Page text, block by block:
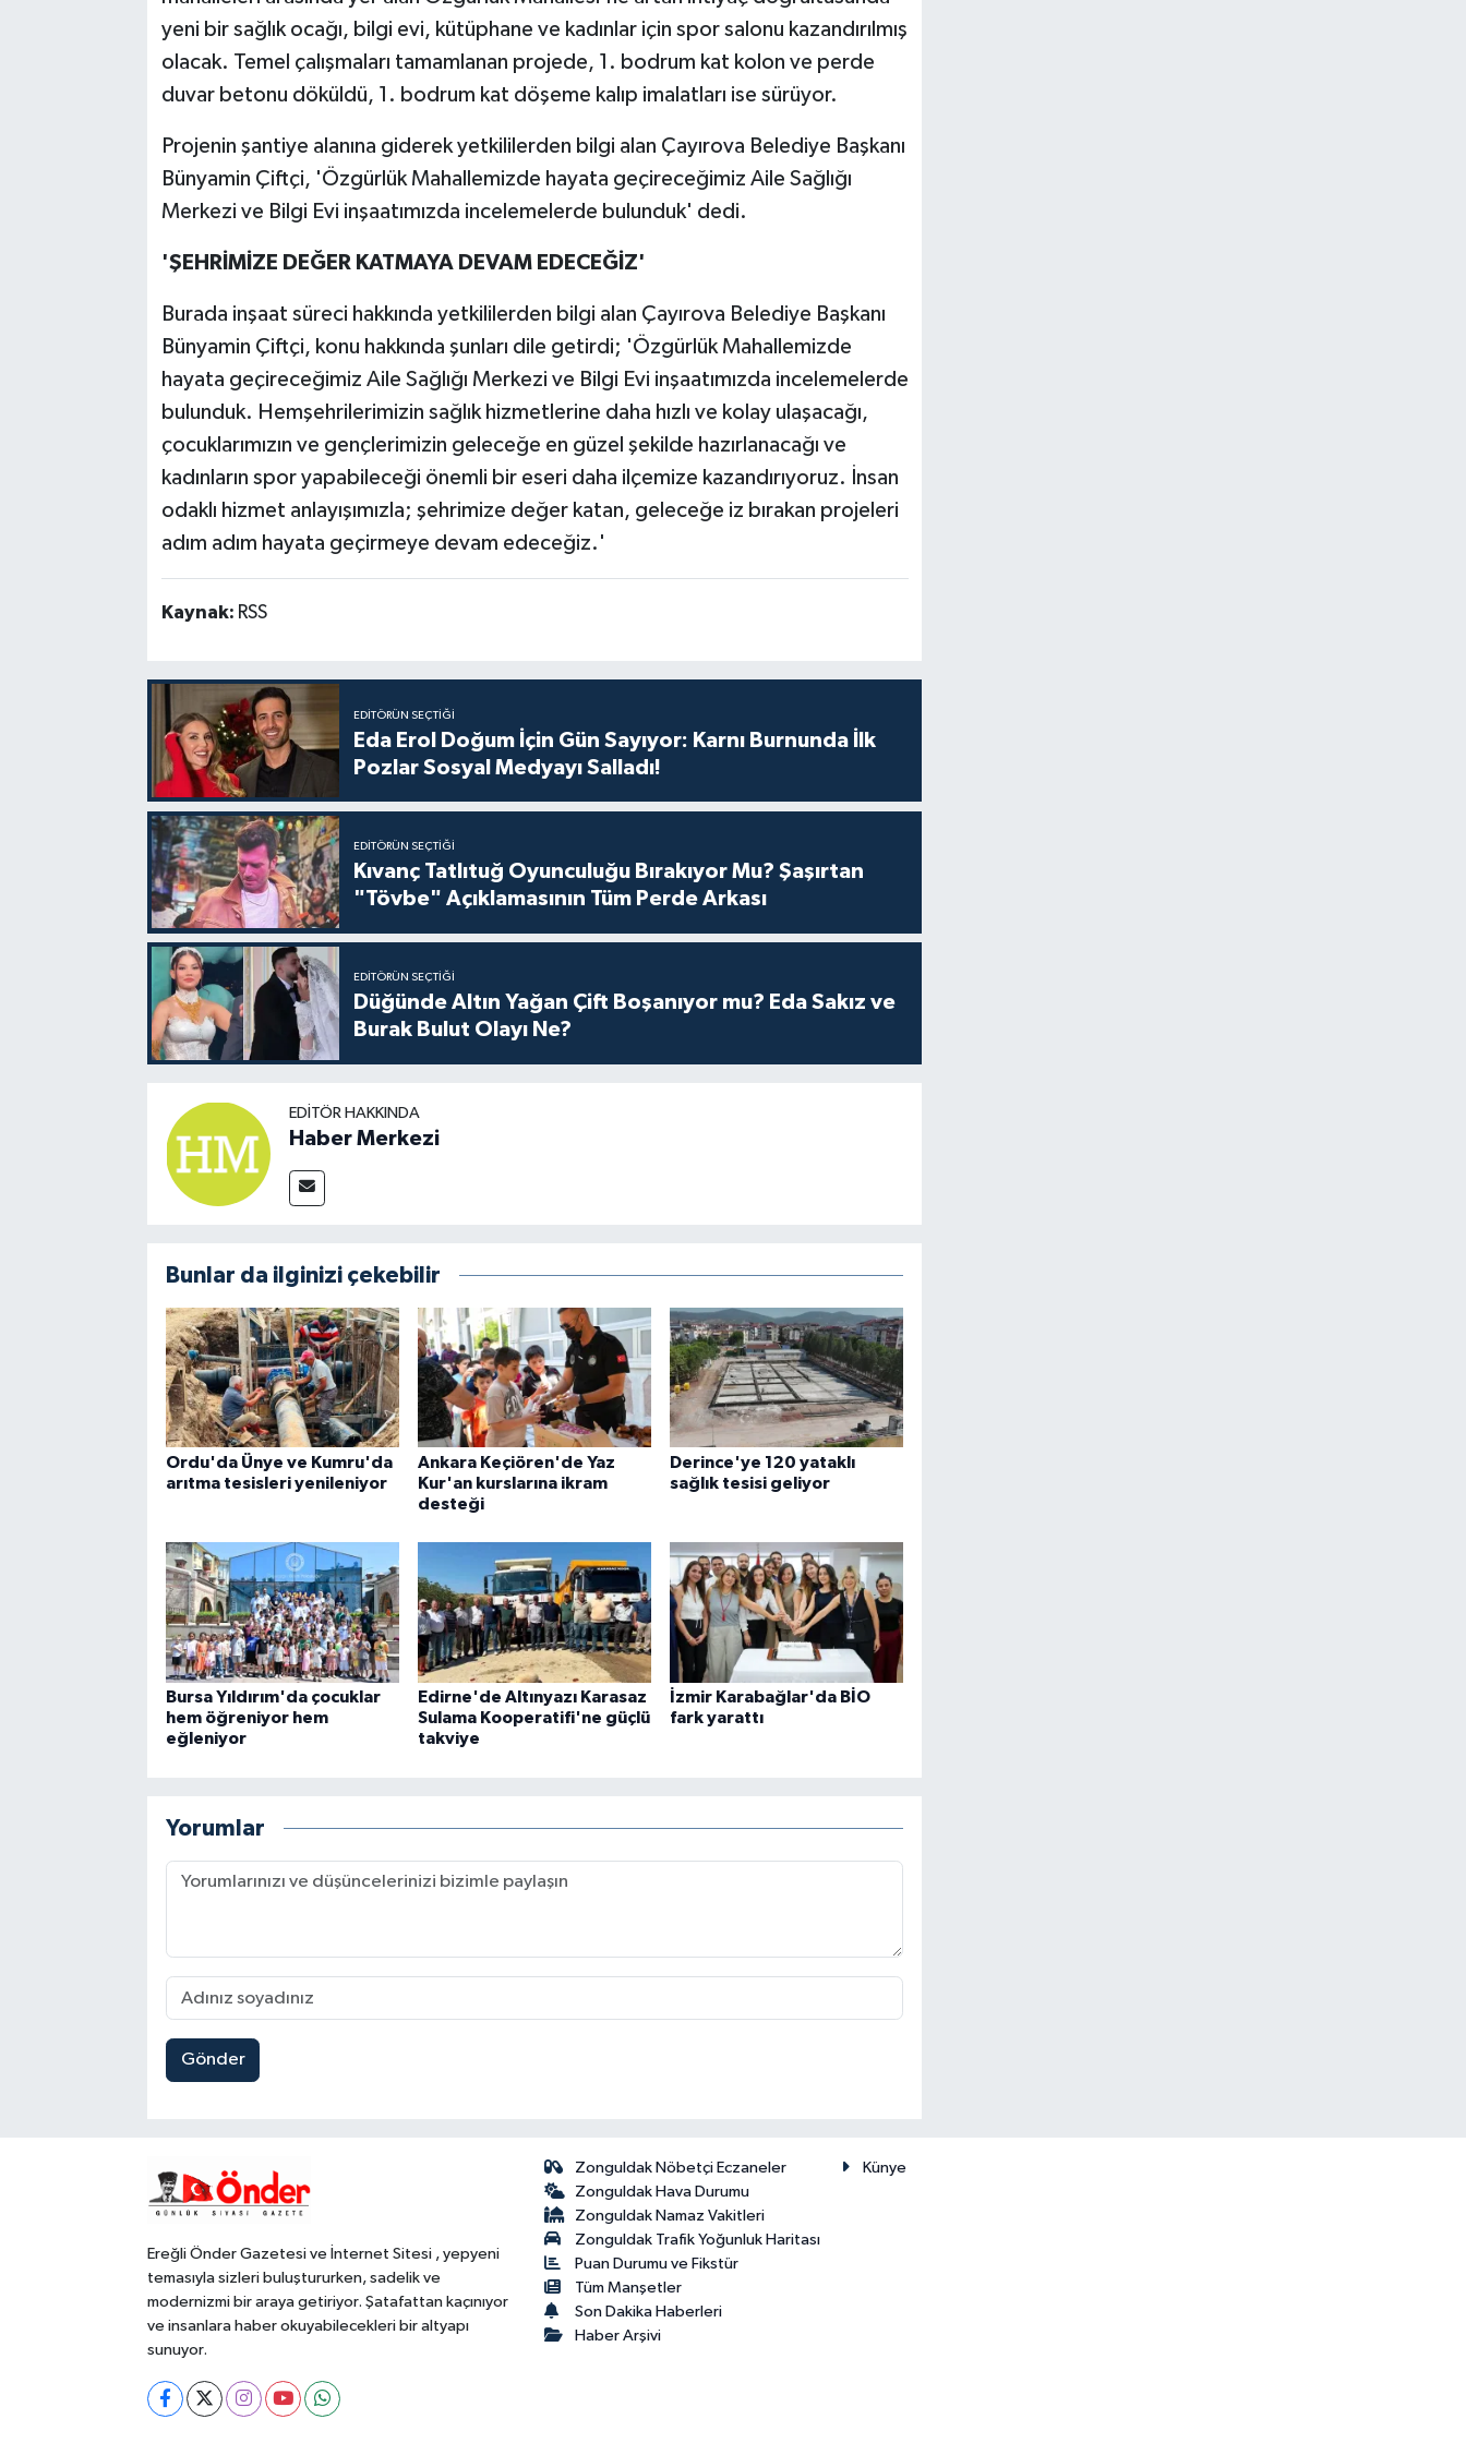
yeni bir sağlık ocağı, bilgi evi, kütüphane ve kadınlar için spor salonu kazandırılmış
olacak. Temel çalışmaları tamamlanan projede, 1. bodrum kat kolon ve perde
duvar betonu döküldü, 1. bodrum kat döşeme kalıp imalatları ise sürüyor.
Projenin şantiye alanına giderek yetkililerden bilgi alan Çayırova Belediye Başkanı
Bünyamin Çiftçi, 'Özgürlük Mahallemizde hayata geçireceğimiz Aile Sağlığı
Merkezi ve Bilgi Evi inşaatımızda incelemelerde bulunduk' dedi.
'ŞEHRİMİZE DEĞER KATMAYA DEVAM EDECEĞİZ'
Burada inşaat süreci hakkında yetkililerden bilgi alan Çayırova Belediye Başkanı
Bünyamin Çiftçi, konu hakkında şunları dile getirdi; 'Özgürlük Mahallemizde
hayata geçireceğimiz Aile Sağlığı Merkezi ve Bilgi Evi inşaatımızda incelemelerde
bulunduk. Hemşehrilerimizin sağlık hizmetlerine daha hızlı ve kolay ulaşacağı,
çocuklarımızın ve gençlerimizin geleceğe en güzel şekilde hazırlanacağı ve
kadınların spor yapabileceği önemli bir eseri daha ilçemize kazandırıyoruz. İnsan
odaklı hizmet anlayışımızla; şehrimize değer katan, geleceğe iz bırakan projeleri
adım adım hayata geçirmeye devam edeceğiz.'
Kaynak: RSS
EDITÖRÜN SEÇTIĞI
Eda Erol Doğum İçin Gün Sayıyor: Karnı Burnunda İlk
Pozlar Sosyal Medyayı Salladı!
EDITÖRÜN SEÇTIĞI
Kıvanç Tatlıtuğ Oyunculuğu Bırakıyor Mu? Şaşırtan
"Tövbe" Açıklamasının Tüm Perde Arkası
EDITÖRÜN SEÇTIĞI
Düğünde Altın Yağan Çift Boşanıyor mu? Eda Sakız ve
Burak Bulut Olayı Ne?
EDITÖR HAKKINDA
Haber Merkezi
Bunlar da ilginizi çekebilir
Ordu'da Ünye ve Kumru'da
arıtma tesisleri yenileniyor
Ankara Keçiören'de Yaz
Kur'an kurslarına ikram
desteği
Derince'ye 120 yataklı
sağlık tesisi geliyor
Bursa Yıldırım'da çocuklar
hem öğreniyor hem
eğleniyor
Edirne'de Altınyazı Karasaz
Sulama Kooperatifi'ne güçlü
takviye
İzmir Karabağlar'da BİO
fark yarattı
Yorumlar
Gönder
Ereğli Önder Gazetesi ve İnternet Sitesi , yepyeni
temasıyla sizleri buluştururken, sadelik ve
modernizmi bir araya getiriyor. Şatafattan kaçınıyor
ve insanlara haber okuyabilecekleri bir altyapı
sunuyor.
Zonguldak Nöbetçi Eczaneler
Zonguldak Hava Durumu
Zonguldak Namaz Vakitleri
Zonguldak Trafik Yoğunluk Haritası
Puan Durumu ve Fikstür
Tüm Manşetler
Son Dakika Haberleri
Haber Arşivi
Künye